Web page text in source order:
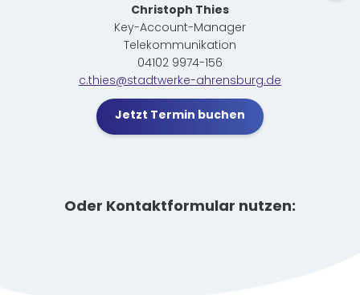
Christoph Thies
Key-Account-Manager
Telekommunikation
04102 9974-156
c.thies@stadtwerke-ahrensburg.de
Jetzt Termin buchen
Oder Kontaktformular nutzen: